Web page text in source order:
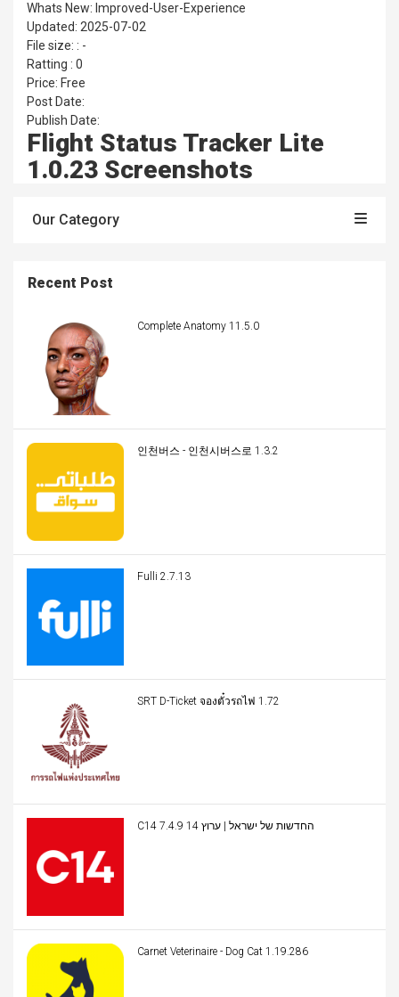
Whats New: Improved-User-Experience
Updated: 2025-07-02
File size: : -
Ratting : 0
Price: Free
Post Date:
Publish Date:
Flight Status Tracker Lite
1.0.23 Screenshots
Our Category
Recent Post
Complete Anatomy 11.5.0
인천버스 - 인천시버스로 1.3.2
Fulli 2.7.13
SRT D-Ticket จองตั๋วรถไฟ 1.72
C14 החדשות של ישראל | ערוץ 14 7.4.9
Carnet Veterinaire - Dog Cat 1.19.286